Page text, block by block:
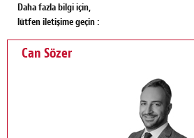
Daha fazla bilgi için,
lütfen iletişime geçin :
Can Sözer